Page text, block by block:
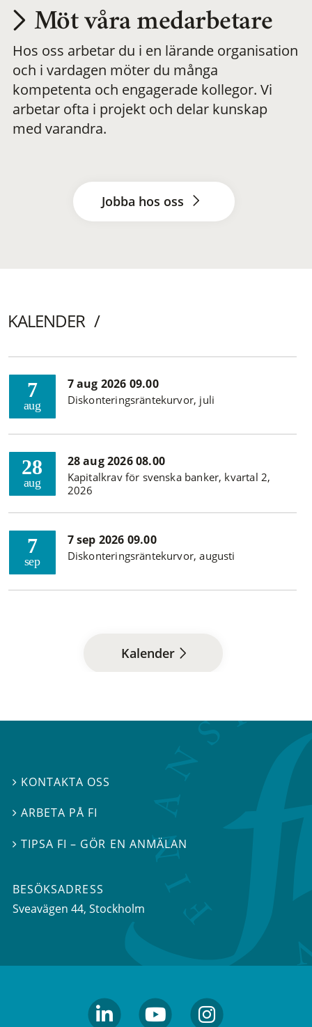
Möt våra medarbetare
Hos oss arbetar du i en lärande organisation
och i vardagen möter du många
kompetenta och engagerade kollegor. Vi
arbetar ofta i projekt och delar kunskap
med varandra.
Jobba hos oss
KALENDER
7
aug
7 aug 2026 09.00
Diskonteringsräntekurvor, juli
28
aug
28 aug 2026 08.00
Kapitalkrav för svenska banker, kvartal 2,
2026
7
sep
7 sep 2026 09.00
Diskonteringsräntekurvor, augusti
Kalender
 KONTAKTA OSS
ARBETA PÅ FI
TIPSA FI – GÖR EN ANMÄLAN
BESÖKSADRESS
Sveavägen 44, Stockholm